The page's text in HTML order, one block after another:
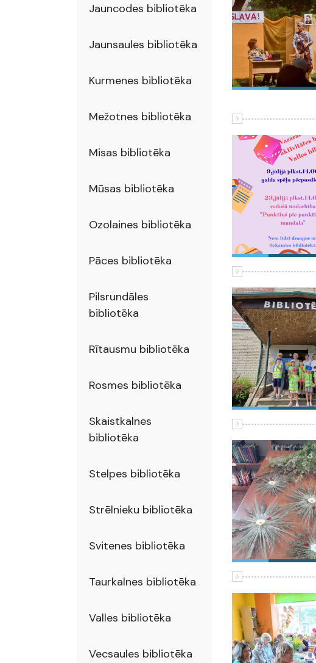
Jauncodes bibliotēka
Jaunsaules bibliotēka
Kurmenes bibliotēka
Mežotnes bibliotēka
Misas bibliotēka
Mūsas bibliotēka
Ozolaines bibliotēka
Pāces bibliotēka
Pilsrundāles
bibliotēka
Rītausmu bibliotēka
Rosmes bibliotēka
Skaistkalnes
bibliotēka
Stelpes bibliotēka
Strēlnieku bibliotēka
Svitenes bibliotēka
Taurkalnes bibliotēka
Valles bibliotēka
Vecsaules bibliotēka